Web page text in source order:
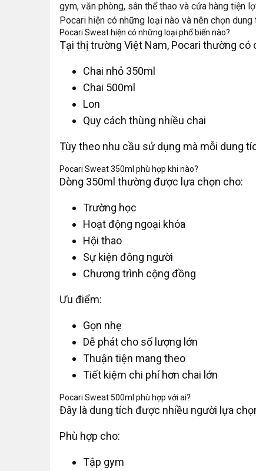
gym, văn phòng, sân thể thao và cửa hàng tiện
Pocari hiện có những loại nào và nên chọn
Pocari Sweat hiện có những loại phổ biến nào?
Tại thị trường Việt Nam, Pocari thường có
Chai nhỏ 350ml
Chai 500ml
Lon
Quy cách thùng nhiều chai
Tùy theo nhu cầu sử dụng mà mỗi dung
Pocari Sweat 350ml phù hợp khi nào?
Dòng 350ml thường được lựa chọn cho:
Trường học
Hoạt động ngoại khóa
Hội thao
Sự kiện đông người
Chương trình cộng đồng
Ưu điểm:
Gọn nhẹ
Dễ phát cho số lượng lớn
Thuận tiện mang theo
Tiết kiệm chi phí hơn chai lớn
Pocari Sweat 500ml phù hợp với ai?
Đây là dung tích được nhiều người lựa
Phù hợp cho:
Tập gym